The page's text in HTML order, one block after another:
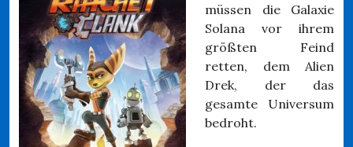
müssen die Galaxie
Solana vor ihrem
größten Feind
retten, dem Alien
Drek, der das
gesamte Universum
bedroht.